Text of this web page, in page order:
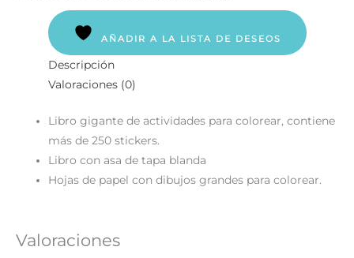
AÑADIR A LA LISTA DE DESEOS
Descripción
Valoraciones (0)
Libro gigante de actividades para colorear, contiene
más de 250 stickers.
Libro con asa de tapa blanda
Hojas de papel con dibujos grandes para colorear.
Valoraciones